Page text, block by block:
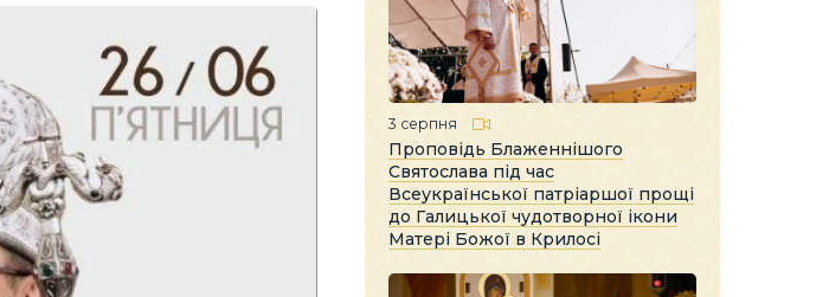
3 серпня
Проповідь Блаженнішого
Святослава під час
Всеукраїнської патріаршої прощі
до Галицької чудотворної ікони
Матері Божої в Крилосі